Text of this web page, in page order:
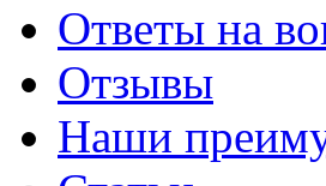
Ответы на
Отзывы
Наши